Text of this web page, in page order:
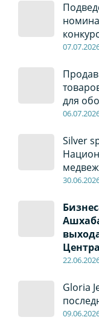
07.07
для
06.07
Silver
30.06
22.06
Gloria
09.06